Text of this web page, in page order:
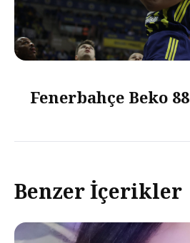
Fenerbahçe Beko
Benzer İçerikler